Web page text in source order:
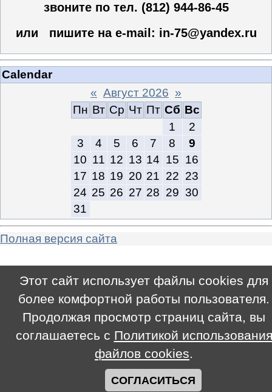
звоните по тел. (812) 944-86-45
или пишите на e-mail: in-75@yandex.ru
Calendar
« Август 2026 »
Пн Вт Ср Чт Пт Сб Вс
1
2
3
4 5 6 7 8
9
10 11 12 13 14 15 16
17 18 19 20 21 22 23
24 25 26 27 28 29 30
31
Полная версия сайта
Этот сайт использует файлы cookies для
более комфортной работы пользователя.
Продолжая просмотр страниц сайта, вы
соглашаетесь с Политикой использования
файлов cookies.
СОГЛАСИТЬСЯ